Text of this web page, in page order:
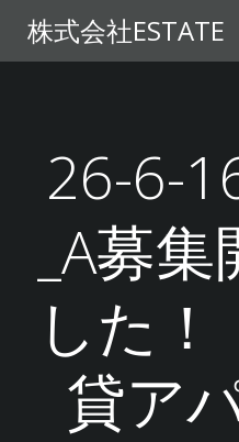
株式会社
26-6-
_A募
した
貸ア